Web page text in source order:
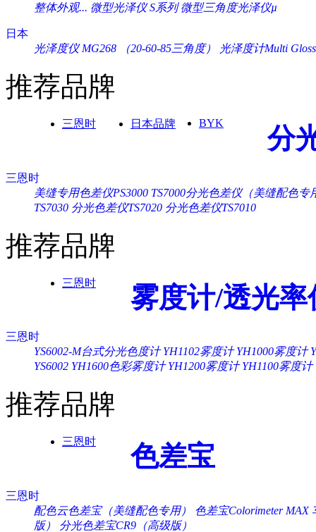
整体外观... 微型光泽仪 S系列 微型三角度光泽仪µ
日本
光泽度仪 MG268 （20-60-85三角度）
光泽度计Multi
推荐品牌
三恩时 日本品牌 BYK 分
三恩时
美缝专用色差仪PS3000 TS7000分光色差仪（美缝配色专
TS7030 分光色差仪TS7020 分光色差仪TS7010
推荐品牌
三恩时 雾度计/透光率
三恩时
YS6002-M台式分光色度计 YH1102雾度计 YH1000雾度计
YS6002 YH1600色彩雾度计 YH1200雾度计 YH1100雾度计
推荐品牌
三恩时 色差宝
三恩时
配色云色差宝（美缝配色专用）
色差宝Colorimeter MAX
版）
分光色差宝CR9（高级版）